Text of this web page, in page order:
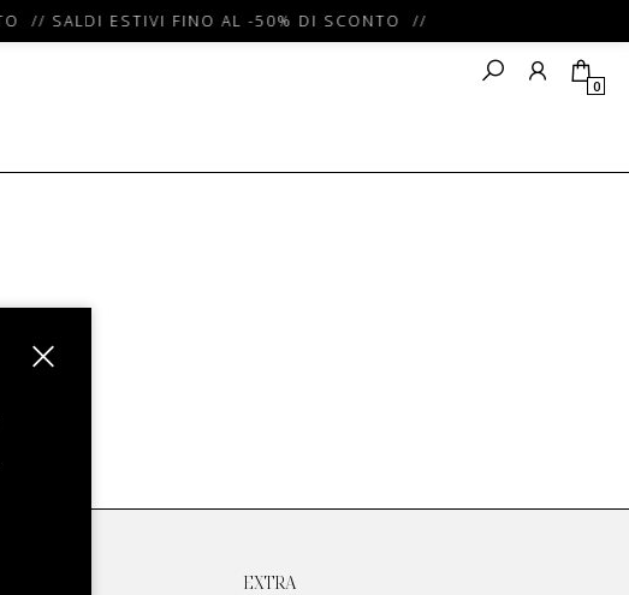
// SALDI ESTIVI FINO AL -50% DI SCONTO //
0
EXTRA